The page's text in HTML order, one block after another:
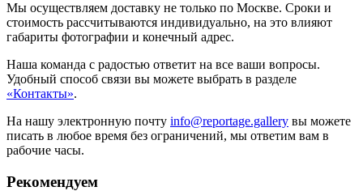
Мы осуществляем доставку не только по Москве. Сроки и
стоимость рассчитываются индивидуально, на это влияют
габариты фотографии и конечный адрес.
Наша команда с радостью ответит на все ваши вопросы.
Удобный способ связи вы можете выбрать в разделе
«Контакты».
На нашу электронную почту info@reportage.gallery вы можете
писать в любое время без ограничений, мы ответим вам в
рабочие часы.
Рекомендуем